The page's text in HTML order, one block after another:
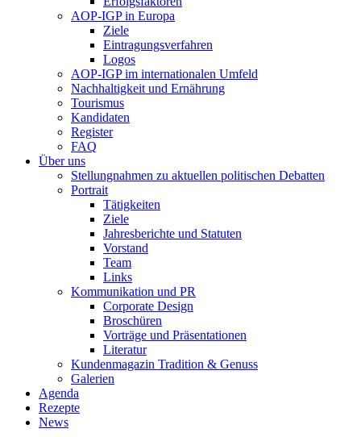
AOP-IGP in Europa
Ziele
Eintragungsverfahren
Logos
AOP-IGP im internationalen Umfeld
Nachhaltigkeit und Ernährung
Tourismus
Kandidaten
Register
FAQ
Über uns
Stellungnahmen zu aktuellen politischen Debatten
Portrait
Tätigkeiten
Ziele
Jahresberichte und Statuten
Vorstand
Team
Links
Kommunikation und PR
Corporate Design
Broschüren
Vorträge und Präsentationen
Literatur
Kundenmagazin Tradition & Genuss
Galerien
Agenda
Rezepte
News